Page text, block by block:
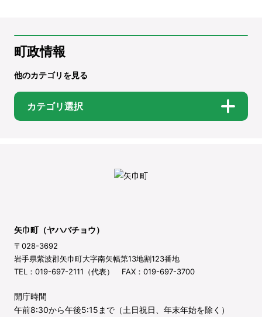
町政情報
他のカテゴリを見る
カテゴリ選択
矢巾町（ヤハバチョウ）
〒028-3692
岩手県紫波郡矢巾町大字南矢幅第13地割123番地
TEL：019-697-2111（代表） FAX：019-697-3700
開庁時間
午前8:30から午後5:15まで（土日祝日、年末年始を除く）